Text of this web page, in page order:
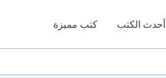
أحدث الكتب كتب مميزة